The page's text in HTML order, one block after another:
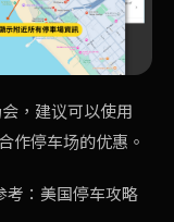
，建议可以使用
作停车场的优惠。
： 美国停车攻略